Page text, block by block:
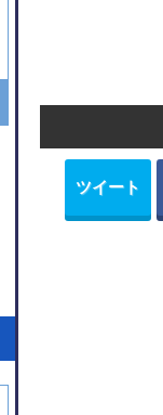
ツイート